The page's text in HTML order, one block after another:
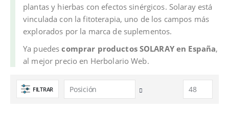
plantas y hierbas con efectos sinérgicos. Solaray está
vinculada con la fitoterapia, uno de los campos más
explorados por la marca de suplementos.
Ya puedescomprar productos SOLARAY en España,
al mejor precio en Herbolario Web.
FILTRAR
Fijar